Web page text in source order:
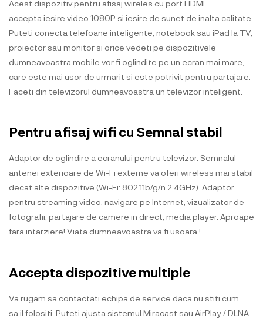
Acest dispozitiv pentru afisaj wireles cu port HDMI
accepta iesire video 1080P si iesire de sunet de inalta calitate.
Puteti conecta telefoane inteligente, notebook sau iPad la TV,
proiector sau monitor si orice vedeti pe dispozitivele
dumneavoastra mobile vor fi oglindite pe un ecran mai mare,
care este mai usor de urmarit si este potrivit pentru partajare.
Faceti din televizorul dumneavoastra un televizor inteligent.
Pentru afisaj wifi cu Semnal stabil
Adaptor de oglindire a ecranului pentru televizor. Semnalul
antenei exterioare de Wi-Fi externe va oferi wireless mai stabil
decat alte dispozitive (Wi-Fi: 802.11b/g/n 2.4GHz). Adaptor
pentru streaming video, navigare pe Internet, vizualizator de
fotografii, partajare de camere in direct, media player. Aproape
fara intarziere! Viata dumneavoastra va fi usoara !
Accepta dispozitive multiple
Va rugam sa contactati echipa de service daca nu stiti cum
sa il folositi. Puteti ajusta sistemul Miracast sau AirPlay / DLNA